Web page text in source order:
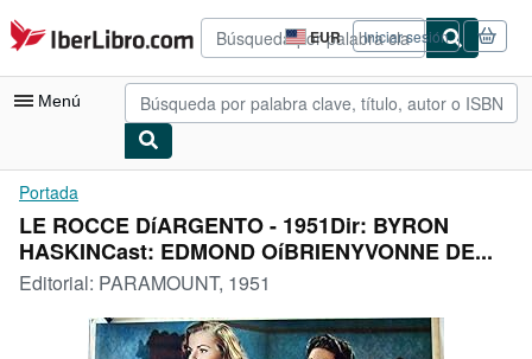
Pasar al contenido principal
IberLibro.com EUR
Preferencias
de
compra
del
Iniciar sesión
Menú
Mi cuenta
Consultar mis pedidos
Búsqueda avanzada
Colecciones
Portada
LE ROCCE DíARGENTO - 1951Dir: BYRON
HASKINCast: EDMOND OíBRIENYVONNE DE...
Editorial: PARAMOUNT, 1951